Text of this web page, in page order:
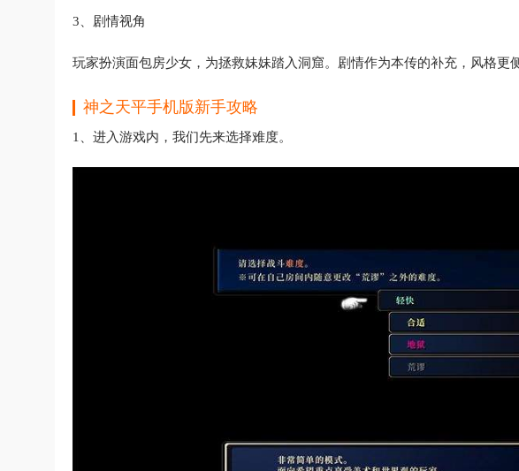
3、剧情视角
玩家扮演面包房少女，为拯救妹妹踏入洞窟。剧情作为本传的补充，风格更
神之天平手机版新手攻略
1、进入游戏内，我们先来选择难度。